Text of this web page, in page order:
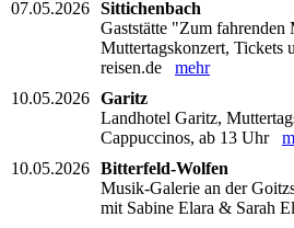
07.05.2026 Sittichenbach
Gaststätte "Zum fahrenden
Muttertagskonzert, Tickets
reisen.de mehr
10.05.2026 Garitz
Landhotel Garitz,
Cappuccinos, ab 13 Uhr
10.05.2026 Bitterfeld-Wolfen
Musik-Galerie an der
mit Sabine Elara & Sarah